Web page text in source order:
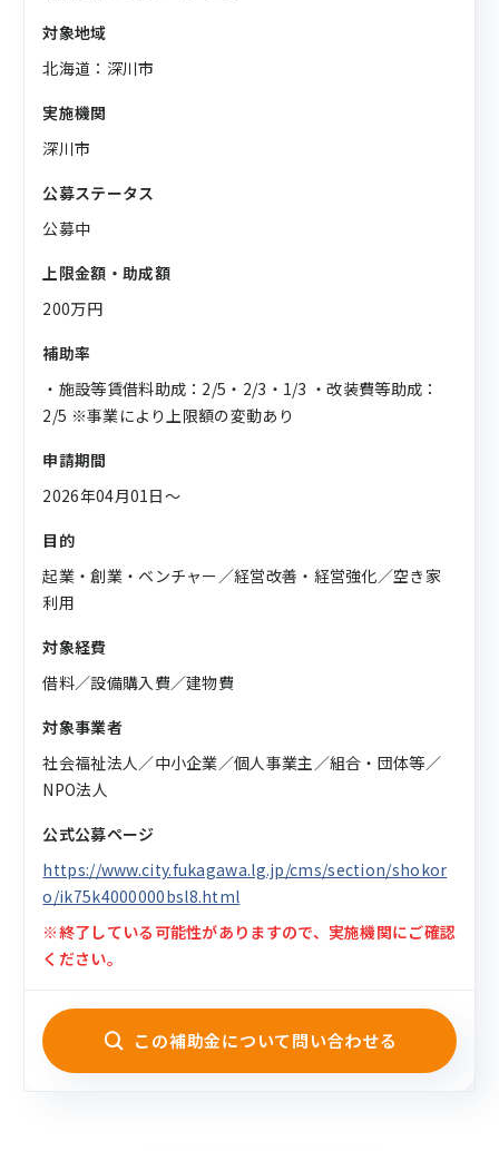
対象地域
北海道：深川市
実施機関
深川市
公募ステータス
公募中
上限金額・助成額
200万円
補助率
・施設等賃借料助成：2/5・2/3・1/3 ・改装費等助成：
2/5 ※事業により上限額の変動あり
申請期間
2026年04月01日〜
目的
起業・創業・ベンチャー／経営改善・経営強化／空き家
利用
対象経費
借料／設備購入費／建物費
対象事業者
社会福祉法人／中小企業／個人事業主／組合・団体等／
NPO法人
公式公募ページ
https://www.city.fukagawa.lg.jp/cms/section/shokor
o/ik75k4000000bsl8.html
※終了している可能性がありますので、実施機関にご確認
ください。
この補助金について問い合わせる